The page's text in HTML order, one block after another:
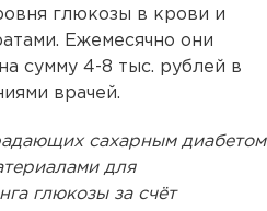
глюкозы в крови и
Ежемесячно они
сумму 4-8 тыс. рублей в
врачей.
сахарным диабетом
для
глюкозы за счёт